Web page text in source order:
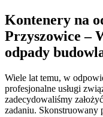
Kontenery na
Przyszowice –
odpady
Wiele lat temu, w
profesjonalne usługi
zadecydowaliśmy
zadaniu. Skonstruowany